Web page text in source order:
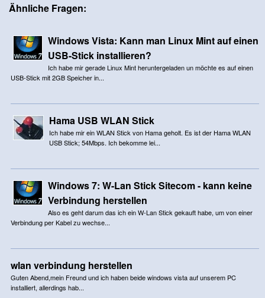
Ähnliche Fragen:
Windows Vista: Kann man Linux Mint auf einen
USB-Stick installieren?
Ich habe mir gerade Linux Mint heruntergeladen un möchte es auf einen
USB-Stick mit 2GB Speicher in...
Hama USB WLAN Stick
Ich habe mir ein WLAN Stick von Hama geholt. Es ist der Hama WLAN
USB Stick; 54Mbps. Ich bekomme lei...
Windows 7: W-Lan Stick Sitecom - kann keine
Verbindung herstellen
Also es geht darum das ich ein W-Lan Stick gekauft habe, um von einer
Verbindung per Kabel zu wechse...
wlan verbindung herstellen
Guten Abend,mein Freund und ich haben beide windows vista auf unserem PC
installiert, allerdings hab...